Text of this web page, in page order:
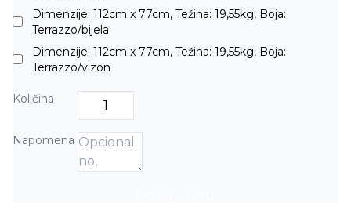
Dimenzije: 112cm x 77cm, Težina: 19,55kg, Boja:
Terrazzo/bijela
Dimenzije: 112cm x 77cm, Težina: 19,55kg, Boja:
Terrazzo/vizon
Količina
Napomena